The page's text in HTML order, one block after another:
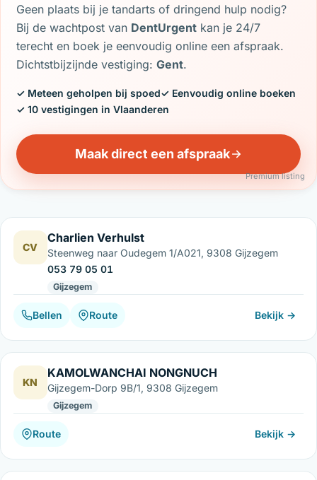
Geen plaats bij je tandarts of dringend hulp nodig?
Bij de wachtpost van DentUrgent kan je 24/7
terecht en boek je eenvoudig online een afspraak.
Dichtstbijzijnde vestiging:Gent.
✓ Meteen geholpen bij spoed✓ Eenvoudig online boeken
✓ 10 vestigingen in Vlaanderen
Maak direct een afspraak
Premium listing
CV
Charlien Verhulst
Steenweg naar Oudegem 1/A021, 9308 Gijzegem
053 79 05 01
Gijzegem
Bellen Route Bekijk →
KN
KAMOLWANCHAI NONGNUCH
Gijzegem-Dorp 9B/1, 9308 Gijzegem
Gijzegem
Route Bekijk →